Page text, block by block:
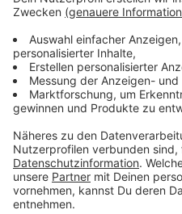
Wipperfürth – denn Ziel sei
Landesbedarfsplan ÖPNV
der aktuell in Bearbeitung
Anzeige
Anzeige